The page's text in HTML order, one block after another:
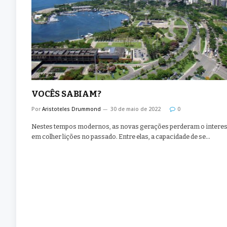
VOCÊS SABIAM?
Por Aristoteles Drummond 30 de maio de 2022 0
Nestes tempos modernos, as novas gerações perderam o
em colher lições no passado. Entre elas, a capacidade de se…